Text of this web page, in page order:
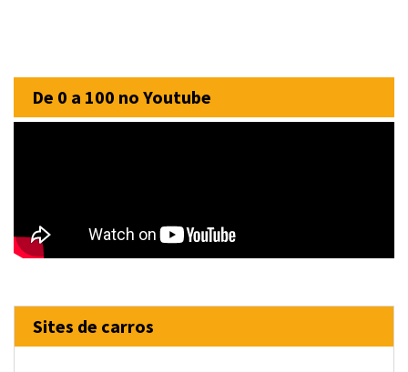
De 0 a 100 no Youtube
Sites de carros